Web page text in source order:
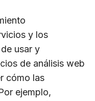
y los
usar y
de análisis web
cómo las
ejemplo,